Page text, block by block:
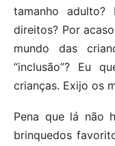
tamanho
direitos? Por
mundo das
“inclusão”? Eu
crianças. Exijo os
Pena que lá não
brinquedos